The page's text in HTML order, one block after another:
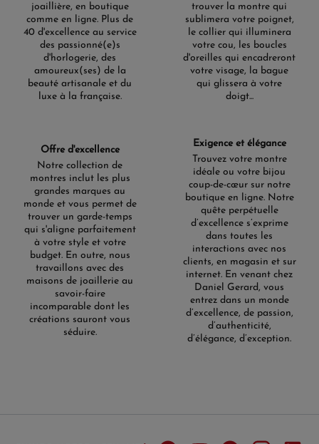
joaillière, en boutique
comme en ligne. Plus de
40 d'excellence au service
des passionné(e)s
d'horlogerie, des
amoureux(ses) de la
beauté artisanale et du
luxe à la française.
trouver la montre qui
sublimera votre poignet,
le collier qui illuminera
votre cou, les boucles
d'oreilles qui encadreront
votre visage, la bague
qui glissera à votre
doigt...
Offre d'excellence
Notre collection de
montres inclut les plus
grandes marques au
monde et vous permet de
trouver un garde-temps
qui s'aligne parfaitement
à votre style et votre
budget. En outre, nous
travaillons avec des
maisons de joaillerie au
savoir-faire
incomparable dont les
créations sauront vous
séduire.
Exigence et élégance
Trouvez votre montre
idéale ou votre bijou
coup-de-cœur sur notre
boutique en ligne. Notre
quête perpétuelle
d’excellence s’exprime
dans toutes les
interactions avec nos
clients, en magasin et sur
internet. En venant chez
Daniel Gerard, vous
entrez dans un monde
d’excellence, de passion,
d’authenticité,
d’élégance, d’exception.